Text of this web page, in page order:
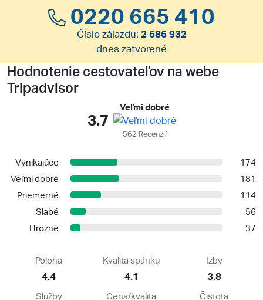
0220 665 410
Číslo zájazdu: 2 686 932
dnes zatvorené
Hodnotenie cestovateľov na webe
Tripadvisor
3.7
Veľmi dobré
562 Recenzií
Vynikajúce
174
Veľmi dobré
181
Priemerné
114
Slabé
56
Hrozné
37
Poloha
4.4
Kvalita spánku
4.1
Izby
3.8
Služby Cena/kvalita Čistota